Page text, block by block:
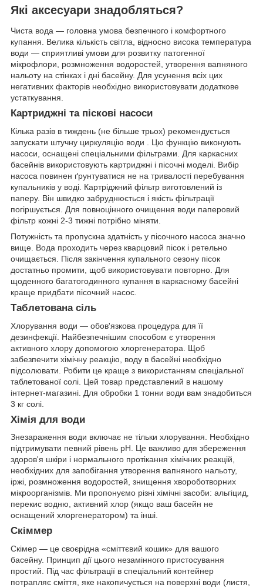
Які аксесуари знадобляться?
Чиста вода — головна умова безпечного і комфортного
купання. Велика кількість світла, відносно висока температура
води — сприятливі умови для розвитку патогенної
мікрофлори, розмноження водоростей, утворення вапняного
нальоту на стінках і дні басейну. Для усунення всіх цих
негативних факторів необхідно використовувати додаткове
устаткування.
Картриджні та піскові насоси
Кілька разів в тиждень (не більше трьох) рекомендується
запускати штучну циркуляцію води . Цю функцію виконують
насоси, оснащені спеціальними фільтрами. Для каркасних
басейнів використовують картриджні і пісочні моделі. Вибір
насоса повинен ґрунтуватися не на тривалості перебування
купальників у воді. Картріджний фільтр виготовлений із
паперу. Він швидко забруднюється і якість фільтрації
погіршується. Для повноцінного очищення води паперовий
фільтр кожні 2-3 тижні потрібно міняти.
Потужність та пропускна здатність у пісочного насоса значно
вище. Вода проходить через кварцовий пісок і ретельно
очищається. Після закінчення купального сезону пісок
достатньо промити, щоб використовувати повторно. Для
щоденного багатогодинного купання в каркасному басейні
краще придбати пісочний насос.
Таблетована сіль
Хлорування води — обов'язкова процедура для її
дезинфекції. Найбезпечнішим способом є утворення
активного хлору допомогою хлоргенератора. Щоб
забезпечити хімічну реакцію, воду в басейні необхідно
підсолювати. Робити це краще з використанням спеціальної
таблетованої солі. Цей товар представлений в нашому
інтернет-магазині. Для обробки 1 тонни води вам знадобиться
3 кг солі.
Хімія для води
Знезараження води включає не тільки хлорування. Необхідно
підтримувати певний рівень рН. Це важливо для збереження
здоров'я шкіри і нормального протікання хімічних реакцій,
необхідних для запобігання утворення вапняного нальоту,
іржі, розмноження водоростей, знищення хвороботворних
мікроорганізмів. Ми пропонуємо різні хімічні засоби: альгіцид,
перекис водню, активний хлор (якщо ваш басейн не
оснащений хлоргенератором) та інші.
Скіммер
Скімер — це своєрідна «сміттєвий кошик» для вашого
басейну. Принцип дії цього незамінного пристосування
простий. Під час фільтрації в спеціальний контейнер
потрапляє сміття, яке накопичується на поверхні води (листя,